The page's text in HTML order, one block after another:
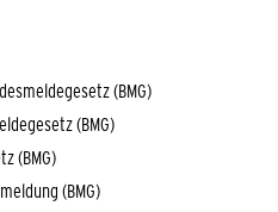
(BMG)
(BMG)
(BMG)
(BMG)